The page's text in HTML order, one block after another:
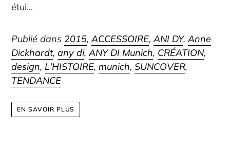
étui...
Publié dans 2015,ACCESSOIRE,ANI DY,Anne
Dickhardt, any di,ANY DI Munich, CRÉATION,
design, L'HISTOIRE, munich, SUNCOVER,
TENDANCE
EN SAVOIR PLUS